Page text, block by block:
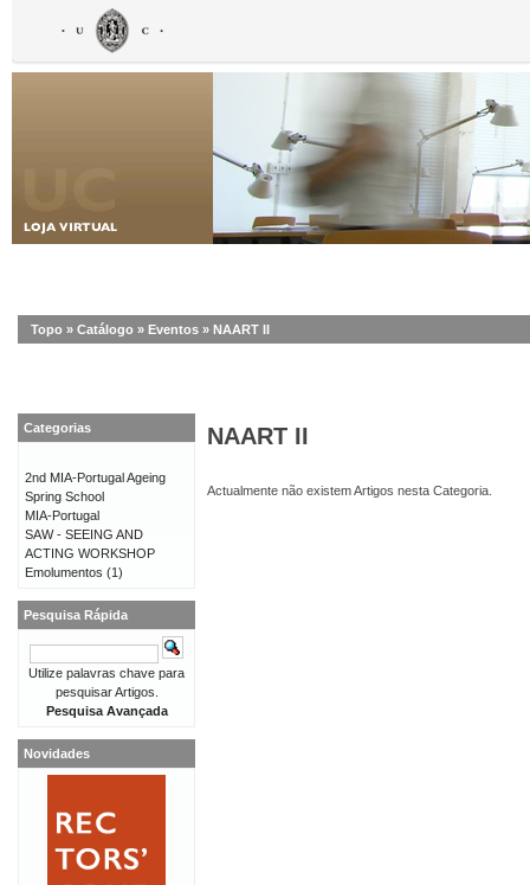
Topo » Catálogo » Eventos » NAART II
NAART II
Actualmente não existem Artigos nesta Categoria.
Categorias
2nd MIA-Portugal Ageing
Spring School
MIA-Portugal
SAW - SEEING AND
ACTING WORKSHOP
Emolumentos (1)
Pesquisa Rápida
Utilize palavras chave para
pesquisar Artigos.
Pesquisa Avançada
Novidades